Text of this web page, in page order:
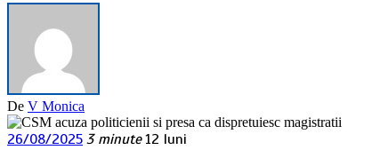
De V Monica
26/08/2025 3 minute 12 luni